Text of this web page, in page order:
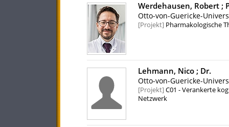
Werdehausen, Robert ;
Otto-von-Guericke-
Projekt Pharmakologische
Lehmann, Nico ; Dr.
Otto-von-Guericke-
Projekt C01 - Verankerte
Netzwerk